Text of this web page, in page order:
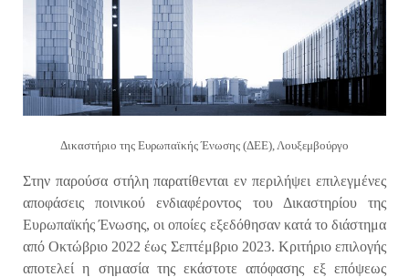
Δικαστήριο της Ευρωπαϊκής Ένωσης (ΔΕΕ), Λουξεμβούργο
Στην παρούσα στήλη παρατίθενται εν περιλήψει επιλεγμένες
αποφάσεις ποινικού ενδιαφέροντος του Δικαστηρίου της
Ευρωπαϊκής Ένωσης, οι οποίες εξεδόθησαν κατά το διάστημα
από Οκτώβριο 2022 έως Σεπτέμβριο 2023. Κριτήριο επιλογής
αποτελεί η σημασία της εκάστοτε απόφασης εξ επόψεως